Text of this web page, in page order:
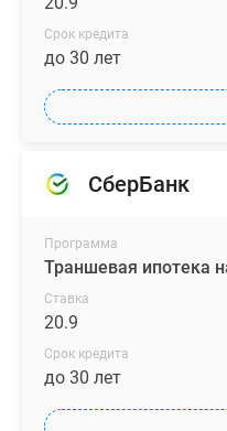
Срок кредита
до 30 лет
СберБанк
Программа
Траншевая ипотека
Ставка
20.9
Срок кредита
до 30 лет